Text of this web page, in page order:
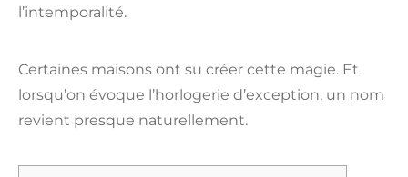
l’intemporalité.
Certaines maisons ont su créer cette magie. Et
lorsqu’on évoque l’horlogerie d’exception, un nom
revient presque naturellement.